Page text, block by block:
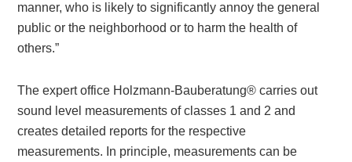
manner, who is likely to significantly annoy the general
public or the neighborhood or to harm the health of
others.”
The expert office Holzmann-Bauberatung® carries out
sound level measurements of classes 1 and 2 and
creates detailed reports for the respective
measurements. In principle, measurements can be